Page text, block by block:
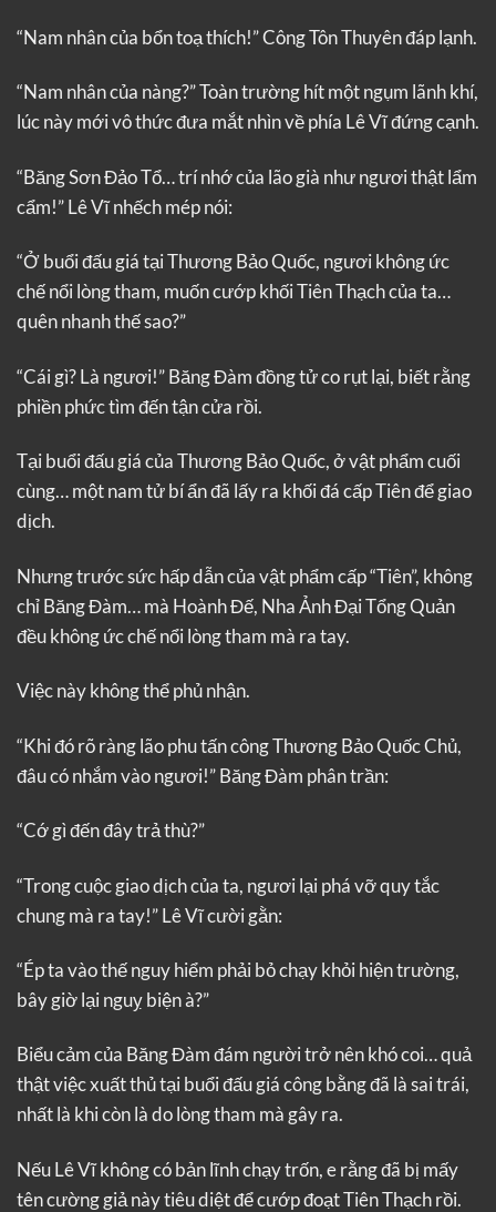
“Nam nhân của bổn toạ thích!” Công Tôn Thuyên đáp lạnh.
“Nam nhân của nàng?” Toàn trường hít một ngụm lãnh khí,
lúc này mới vô thức đưa mắt nhìn về phía Lê Vĩ đứng cạnh.
“Băng Sơn Đảo Tổ… trí nhớ của lão già như ngươi thật lẩm
cẩm!” Lê Vĩ nhếch mép nói:
“Ở buổi đấu giá tại Thương Bảo Quốc, ngươi không ức
chế nổi lòng tham, muốn cướp khối Tiên Thạch của ta…
quên nhanh thế sao?”
“Cái gì? Là ngươi!” Băng Đàm đồng tử co rụt lại, biết rằng
phiền phức tìm đến tận cửa rồi.
Tại buổi đấu giá của Thương Bảo Quốc, ở vật phẩm cuối
cùng… một nam tử bí ẩn đã lấy ra khối đá cấp Tiên để giao
dịch.
Nhưng trước sức hấp dẫn của vật phẩm cấp “Tiên”, không
chỉ Băng Đàm… mà Hoành Đế, Nha Ảnh Đại Tổng Quản
đều không ức chế nổi lòng tham mà ra tay.
Việc này không thể phủ nhận.
“Khi đó rõ ràng lão phu tấn công Thương Bảo Quốc Chủ,
đâu có nhắm vào ngươi!” Băng Đàm phân trần:
“Cớ gì đến đây trả thù?”
“Trong cuộc giao dịch của ta, ngươi lại phá vỡ quy tắc
chung mà ra tay!” Lê Vĩ cười gằn:
“Ép ta vào thế nguy hiểm phải bỏ chạy khỏi hiện trường,
bây giờ lại nguỵ biện à?”
Biểu cảm của Băng Đàm đám người trở nên khó coi… quả
thật việc xuất thủ tại buổi đấu giá công bằng đã là sai trái,
nhất là khi còn là do lòng tham mà gây ra.
Nếu Lê Vĩ không có bản lĩnh chạy trốn, e rằng đã bị mấy
tên cường giả này tiêu diệt để cướp đoạt Tiên Thạch rồi.